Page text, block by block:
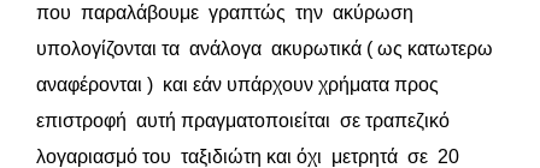
που παραλάβουμε γραπτώς την ακύρωση
υπολογίζονται τα ανάλογα ακυρωτικά ( ως κατωτερω
αναφέρονται ) και εάν υπάρχουν χρήματα προς
επιστροφή αυτή πραγματοποιείται σε τραπεζικό
λογαριασμό του ταξιδιώτη και όχι μετρητά σε 20